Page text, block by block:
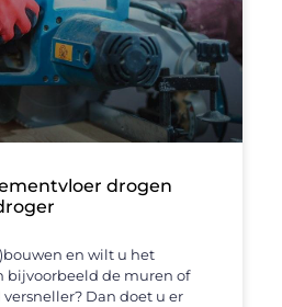
drogen
en wilt u het
bijvoorbeeld de muren of
Dan doet u er